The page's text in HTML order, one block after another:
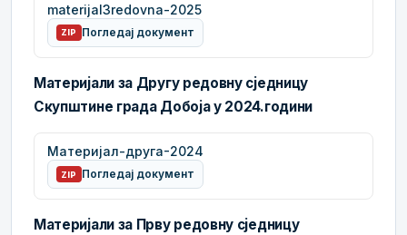
materijal3redovna-2025
ZIP Погледај документ
Материјали за Другу редовну сједницу
Скупштине града Добоја у 2024.години
Материјал-друга-2024
ZIP Погледај документ
Материјали за Прву редовну сједницу